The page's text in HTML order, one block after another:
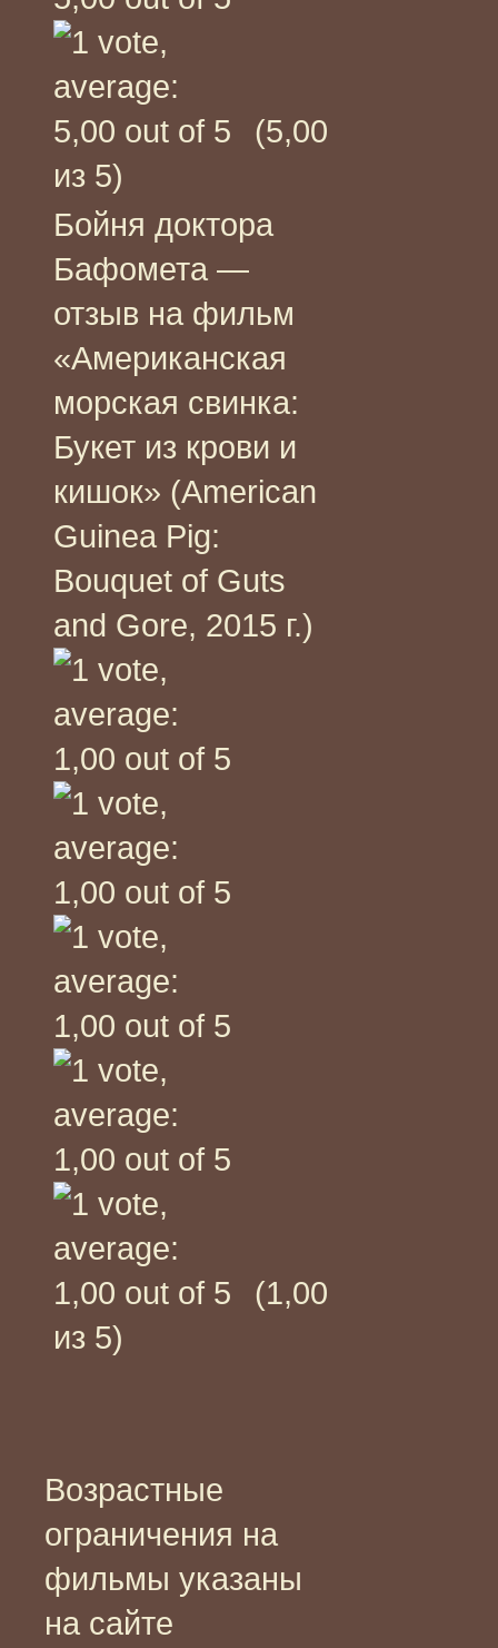
(5,00
из 5)
Бойня доктора
Бафомета —
отзыв на фильм
«Американская
морская свинка:
Букет из крови и
кишок» (American
Guinea Pig:
Bouquet of Guts
and Gore, 2015 г.)
(1,00
из 5)
Возрастные
ограничения на
фильмы указаны
на сайте